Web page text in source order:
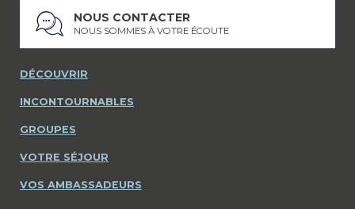
NOUS CONTACTER
NOUS SOMMES À VOTRE ÉCOUTE
DÉCOUVRIR
INCONTOURNABLES
GROUPES
VOTRE SÉJOUR
VOS AMBASSADEURS